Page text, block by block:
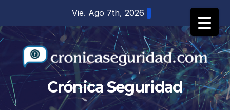
contenido
Vie. Ago 7th, 2026
Crónica Seguridad